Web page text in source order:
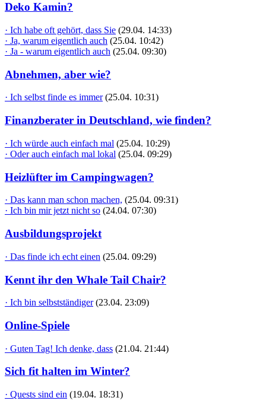
Deko Kamin?
· Ich habe oft gehört, dass Sie (29.04. 14:33)
· Ja, warum eigentlich auch (25.04. 10:42)
· Ja - warum eigentlich auch (25.04. 09:30)
Abnehmen, aber wie?
· Ich selbst finde es immer (25.04. 10:31)
Finanzberater in Deutschland, wie finden?
· Ich würde auch einfach mal (25.04. 10:29)
· Oder auch einfach mal lokal (25.04. 09:29)
Heizlüfter im Campingwagen?
· Das kann man schon machen, (25.04. 09:31)
· Ich bin mir jetzt nicht so (24.04. 07:30)
Ausbildungsprojekt
· Das finde ich echt einen (25.04. 09:29)
Kennt ihr den Whale Tail Chair?
· Ich bin selbstständiger (23.04. 23:09)
Online-Spiele
· Guten Tag! Ich denke, dass (21.04. 21:44)
Sich fit halten im Winter?
· Quests sind ein (19.04. 18:31)